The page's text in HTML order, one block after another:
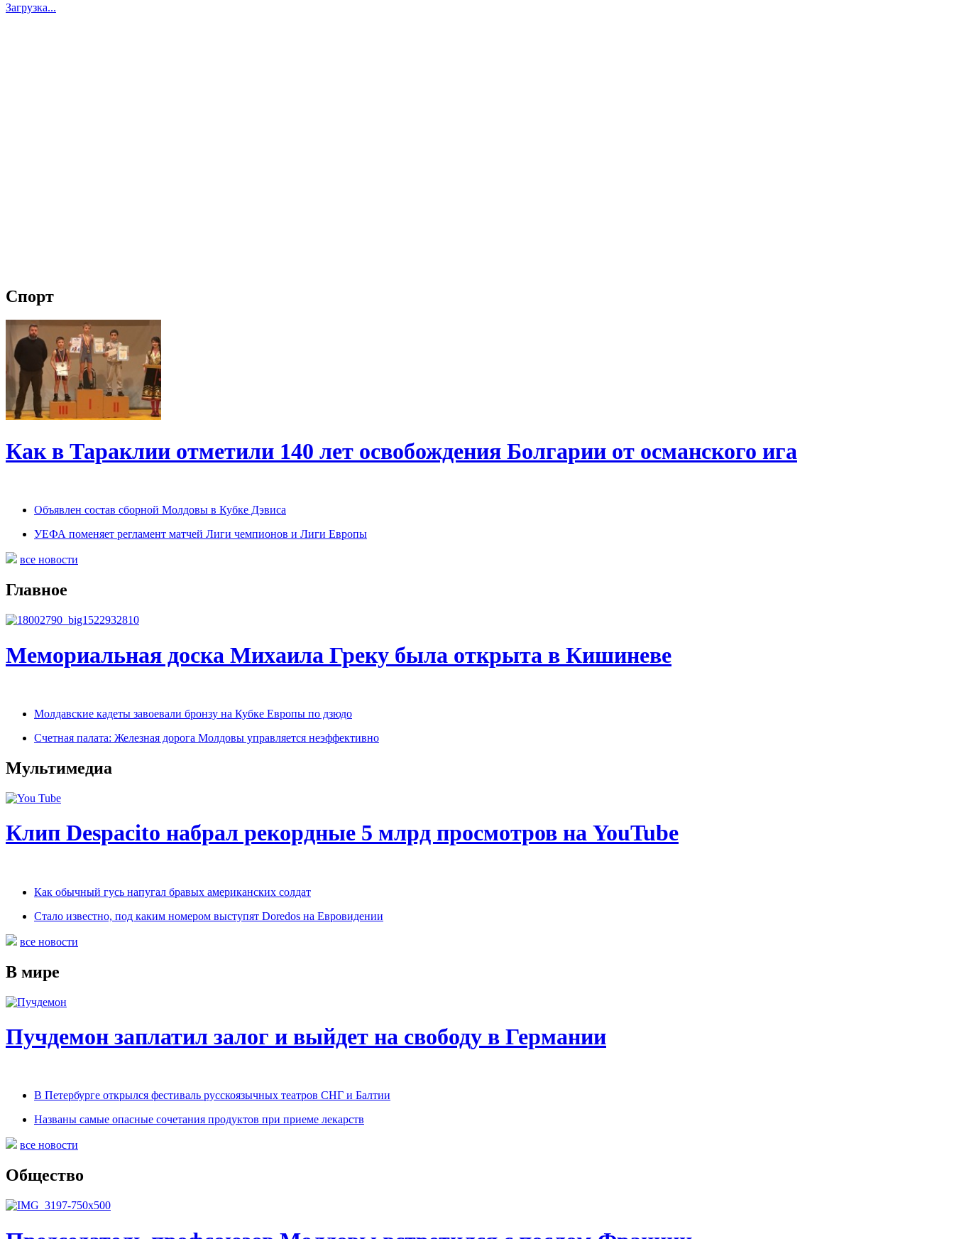
Загрузка...
Спорт
Как в Тараклии отметили 140 лет освобождения Болгарии от османского ига
Объявлен состав сборной Молдовы в Кубке Дэвиса
УЕФА поменяет регламент матчей Лиги чемпионов и Лиги Европы
все новости
Главное
Мемориальная доска Михаилa Греку была открыта в Кишиневе
Молдавские кадеты завоевали бронзу на Кубке Европы по дзюдо
Счетная палата: Железная дорога Молдовы управляется неэффективно
Мультимедиа
Клип Despacito набрал рекордные 5 млрд просмотров на YouTube
Как обычный гусь напугал бравых американских солдат
Стало известно, под каким номером выступят Doredos на Евровидении
все новости
В мире
Пучдемон заплатил залог и выйдет на свободу в Германии
В Петербурге открылся фестиваль русскоязычных театров СНГ и Балтии
Названы самые опасные сочетания продуктов при приеме лекарств
все новости
Общество